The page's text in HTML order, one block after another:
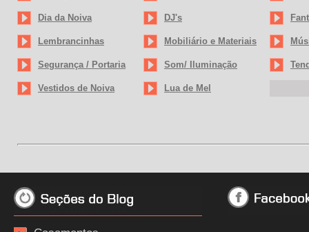
Dia da Noiva DJ's
Lembrancinhas Mobiliário e Materiais
Segurança / Portaria Som/ Iluminação
Vestidos de Noiva Lua de Mel